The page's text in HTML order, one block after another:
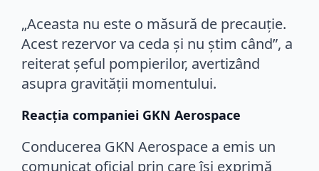
„Aceasta nu este o măsură de precauție.
Acest rezervor va ceda și nu știm când”, a
reiterat șeful pompierilor, avertizând
asupra gravității momentului.
Reacția companiei GKN Aerospace
Conducerea GKN Aerospace a emis un
comunicat oficial prin care își exprimă